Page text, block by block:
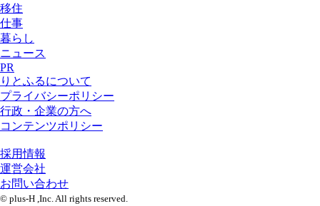
移住
仕事
暮らし
ニュース
PR
りとふるについて
プライバシーポリシー
行政・企業の方へ
コンテンツポリシー
採用情報
運営会社
お問い合わせ
© plus-H ,Inc. All rights reserved.